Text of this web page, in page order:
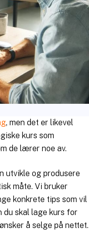
, men det er likevel
kurs som
de lærer noe av.
utvikle og produsere
måte. Vi bruker
konkrete tips som vil
skal lage kurs for
å selge på nettet.